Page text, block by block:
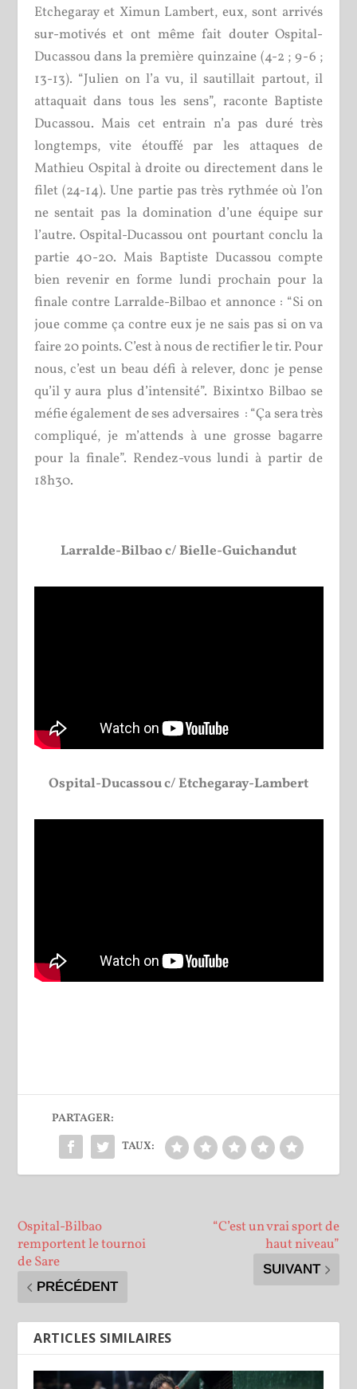
Etchegaray et Ximun Lambert, eux, sont arrivés
sur-motivés et ont même fait douter Ospital-
Ducassou dans la première quinzaine (4-2 ; 9-6 ;
13-13). “Julien on l’a vu, il sautillait partout, il
attaquait dans tous les sens”, raconte Baptiste
Ducassou. Mais cet entrain n’a pas duré très
longtemps, vite étouffé par les attaques de
Mathieu Ospital à droite ou directement dans le
filet (24-14). Une partie pas très rythmée où l’on
ne sentait pas la domination d’une équipe sur
l’autre. Ospital-Ducassou ont pourtant conclu la
partie 40-20. Mais Baptiste Ducassou compte
bien revenir en forme lundi prochain pour la
finale contre Larralde-Bilbao et annonce : “Si on
joue comme ça contre eux je ne sais pas si on va
faire 20 points. C’est à nous de rectifier le tir. Pour
nous, c’est un beau défi à relever, donc je pense
qu’il y aura plus d’intensité”. Bixintxo Bilbao se
méfie également de ses adversaires : “Ça sera très
compliqué, je m’attends à une grosse bagarre
pour la finale”. Rendez-vous lundi à partir de
18h30.
Larralde-Bilbao c/ Bielle-Guichandut
Ospital-Ducassou c/ Etchegaray-Lambert
PARTAGER:
TAUX:
Ospital-Bilbao
remportent le tournoi
de Sare
PRÉCÉDENT
“C’est un vrai sport de
haut niveau”
SUIVANT
ARTICLES SIMILAIRES